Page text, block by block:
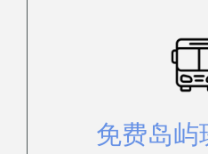
免费岛屿
您只需在岛上各个
即